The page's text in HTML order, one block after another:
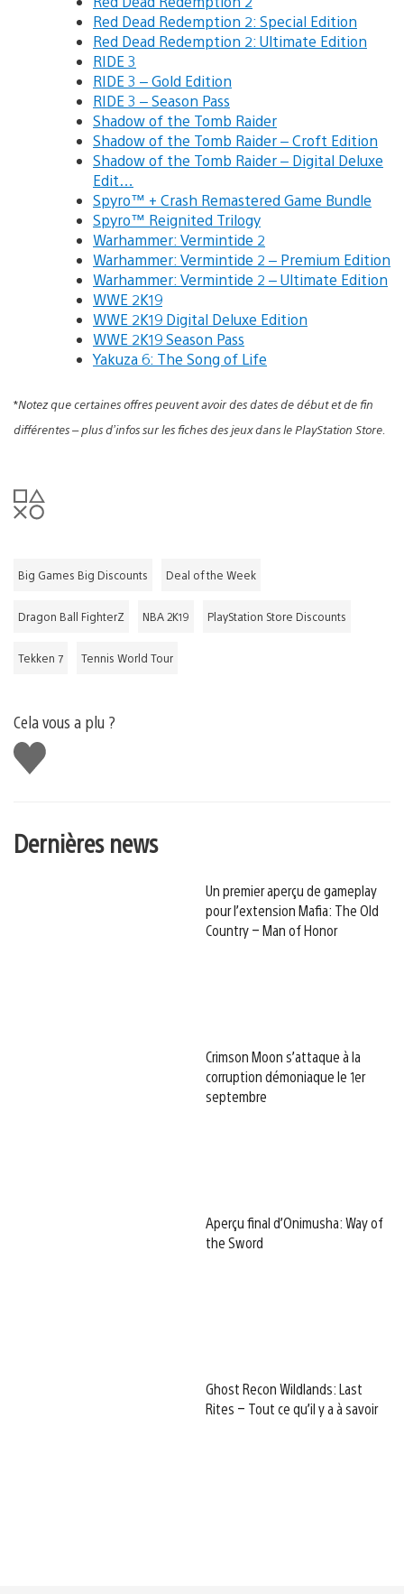
Red Dead Redemption 2: Special Edition
Red Dead Redemption 2: Ultimate Edition
RIDE 3
RIDE 3 – Gold Edition
RIDE 3 – Season Pass
Shadow of the Tomb Raider
Shadow of the Tomb Raider – Croft Edition
Shadow of the Tomb Raider – Digital Deluxe
Edit…
Spyro™ + Crash Remastered Game Bundle
Spyro™ Reignited Trilogy
Warhammer: Vermintide 2
Warhammer: Vermintide 2 – Premium Edition
Warhammer: Vermintide 2 – Ultimate Edition
WWE 2K19
WWE 2K19 Digital Deluxe Edition
WWE 2K19 Season Pass
Yakuza 6: The Song of Life
*Notez que certaines offres peuvent avoir des dates de début et de fin
différentes – plus d’infos sur les fiches des jeux dans le PlayStation Store.
Big Games Big Discounts Deal of the Week
Dragon Ball FighterZ NBA 2K19 PlayStation Store Discounts
Tekken 7 Tennis World Tour
Cela vous a plu ?
J'aime
Dernières news
Un premier aperçu de gameplay
pour l’extension Mafia: The Old
Country – Man of Honor
Crimson Moon s’attaque à la
corruption démoniaque le 1er
septembre
Aperçu final d’Onimusha: Way of
the Sword
Ghost Recon Wildlands: Last
Rites – Tout ce qu’il y a à savoir